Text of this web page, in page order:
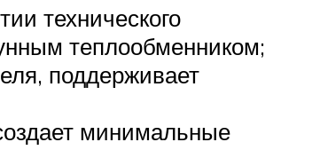
технического
теплообменником;
поддерживает
минимальные